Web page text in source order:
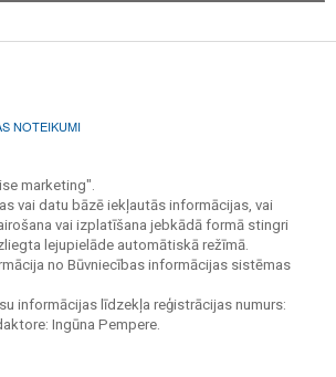
NOTEIKUMI
marketing".
vai datu bāzē iekļautās informācijas, vai
vai izplatīšana jebkādā formā stingri
lejupielāde automātiskā režīmā.
no Būvniecības informācijas sistēmas
informācijas līdzekļa reģistrācijas numurs:
Ingūna Pempere.